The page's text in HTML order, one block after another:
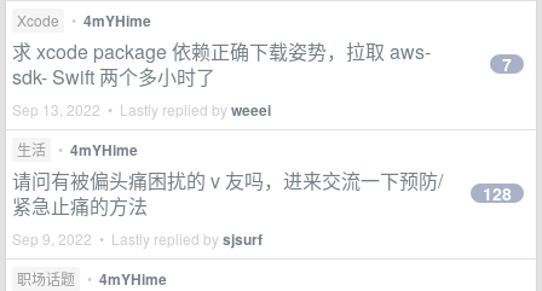
Xcode • 4mYHime
求 xcode package 依赖正确下载姿势，拉取 aws-
sdk- Swift 两个多小时了
Sep 13, 2022 • Lastly replied byweeei
7
生活 • 4mYHime
请问有被偏头痛困扰的 v 友吗，进来交流一下预防/
紧急止痛的方法
Sep 9, 2022 • Lastly replied bysjsurf
128
职场话题 • 4mYHime